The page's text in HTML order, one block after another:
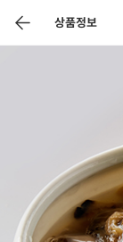
상품정보
농축산물할인 찬